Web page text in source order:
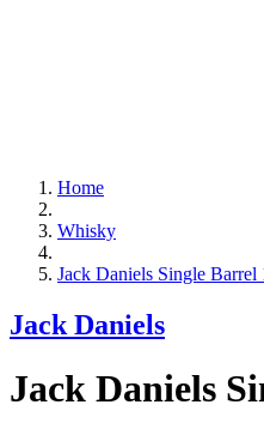
Home
Whisky
Jack Daniels Single Barrel
Jack Daniels
Jack Daniels